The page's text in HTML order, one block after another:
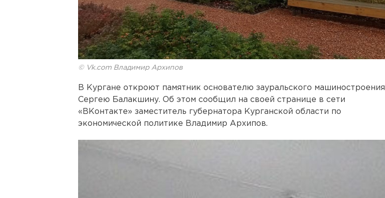
© Vk.com Владимир Архипов
В Кургане откроют памятник основателю зауральского машиностроения
Сергею Балакшину. Об этом сообщил на своей странице в сети
«ВКонтакте» заместитель губернатора Курганской области по
экономической политике Владимир Архипов.